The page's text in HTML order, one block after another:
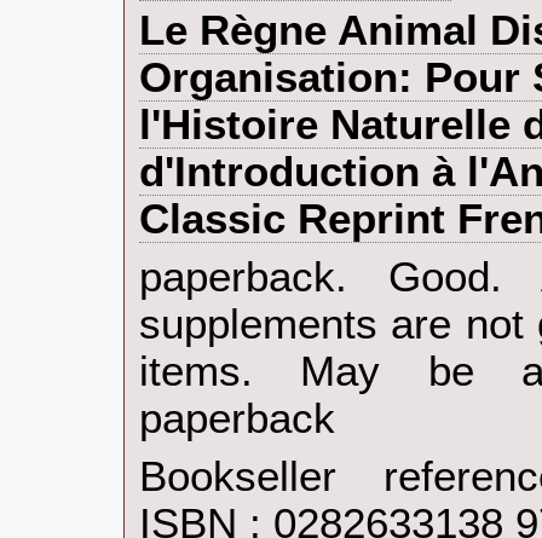
‎Le Règne Animal
Organisation: Pour
l'Histoire Naturelle
d'Introduction à
Classic Reprint
‎paperback.
supplements are
items. May be
paperback‎
Bookseller
ISBN : 0282633138